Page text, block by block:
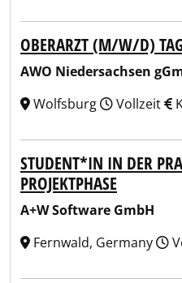
OBERARZT (M/W/D)
AWO Niedersachsen
Wolfsburg
Vollzeit
STUDENT*IN IN DER
PROJEKTPHASE
A+W Software GmbH
Fernwald, Germany